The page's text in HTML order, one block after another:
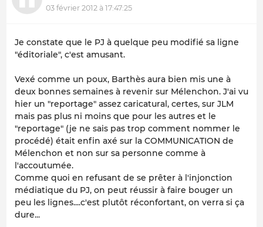
03 février 2012 à 17:47:25
Je constate que le PJ à quelque peu modifié sa ligne
"éditoriale", c'est amusant.
Vexé comme un poux, Barthès aura bien mis une à
deux bonnes semaines à revenir sur Mélenchon. J'ai vu
hier un "reportage" assez caricatural, certes, sur JLM
mais pas plus ni moins que pour les autres et le
"reportage" (je ne sais pas trop comment nommer le
procédé) était enfin axé sur la COMMUNICATION de
Mélenchon et non sur sa personne comme à
l'accoutumée.
Comme quoi en refusant de se prêter à l'injonction
médiatique du PJ, on peut réussir à faire bouger un
peu les lignes....c'est plutôt réconfortant, on verra si ça
dure...